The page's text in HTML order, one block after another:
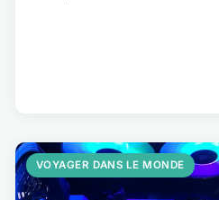
VOYAGER DANS LE MONDE